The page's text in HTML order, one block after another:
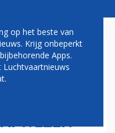
MET
op het beste van
Krijg onbeperkt
Apps.